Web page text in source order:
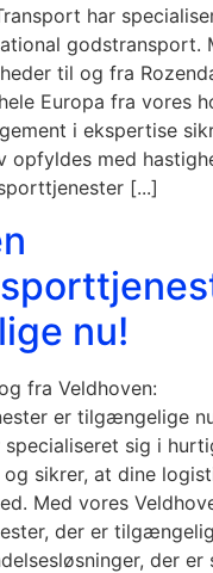
har
godstransport.
til og fra
Europa fra vores
i ekspertise
opfyldes med
[...]
nu!
fra Veldhoven:
er tilgængelige
sig i
sikrer, at dine
Med vores
der er
der